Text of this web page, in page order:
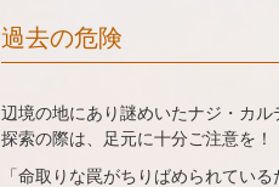
過去の危険
辺境の地にあり謎めいたナジ・カ
探索の際は、足元に十分ご注意を！
「命取りな罠がちりばめられてい